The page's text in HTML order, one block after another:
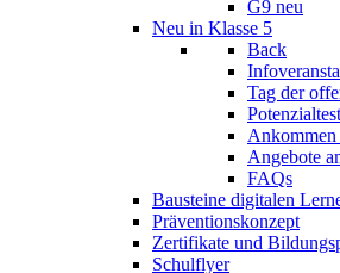
G9 neu
Neu in Klasse 5
Back
Tag der
Potenzialtest
Angebote
FAQs
Bausteine digitalen
Präventionskonzept
Zertifikate und
Schulflyer